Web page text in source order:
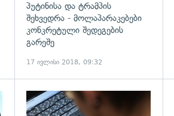
პუტინისა და ტრამპის
შეხვედრა - მოლაპარაკებები
კონკრეტული შედეგების
გარეშე
17 ივლისი 2018, 09:32
გადახედვა